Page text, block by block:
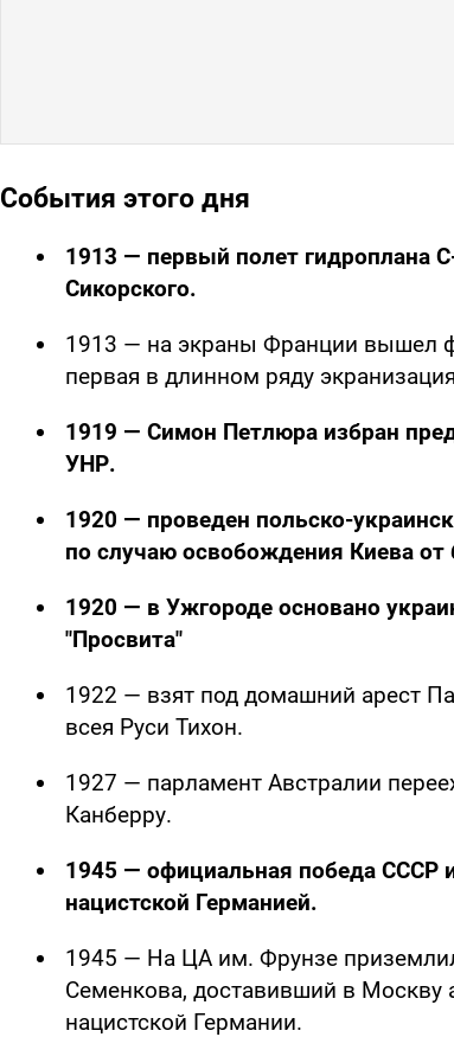
События этого дня
1913 — первый полет гидроплана
Сикорского.
1913 — на экраны Франции вышел
первая в длинном ряду
1919 — Симон Петлюра избран
УНР.
1920 — проведен польско-
по случаю освобождения Киева
1920 — в Ужгороде основано
"Просвита"
1922 — взят под домашний арест
всея Руси Тихон.
1927 — парламент Австралии
Канберру.
1945 — официальная победа СССР
нацистской Германией.
1945 — На ЦА им. Фрунзе
Семенкова, доставивший в Москву
нацистской Германии.